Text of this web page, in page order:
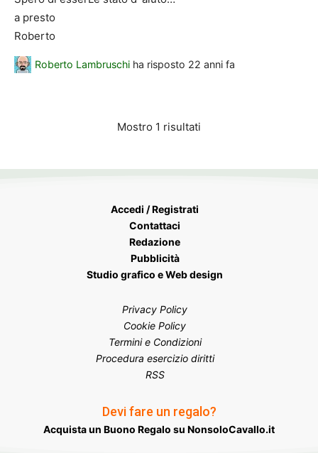
a presto
Roberto
Roberto Lambruschi ha risposto 22 anni fa
Mostro 1 risultati
Accedi / Registrati
Contattaci
Redazione
Pubblicità
Studio grafico e Web design
Privacy Policy
Cookie Policy
Termini e Condizioni
Procedura esercizio diritti
RSS
Devi fare un regalo?
Acquista un Buono Regalo su NonsoloCavallo.it